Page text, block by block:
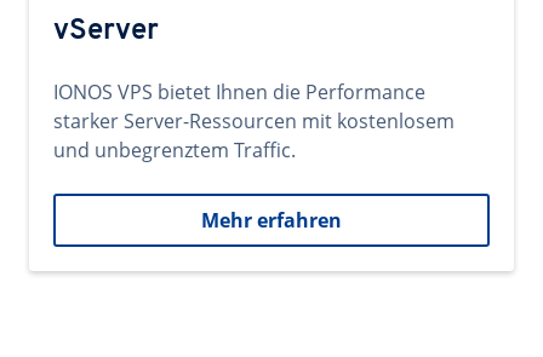
vServer
IONOS VPS bietet Ihnen die Performance
starker Server-Ressourcen mit kostenlosem
und unbegrenztem Traffic.
Mehr erfahren